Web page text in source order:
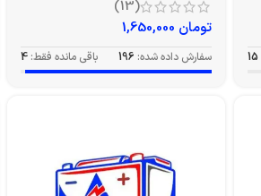
15
(13)
تومان
سفارش داده شده: 196 باقی مانده فقط: 4